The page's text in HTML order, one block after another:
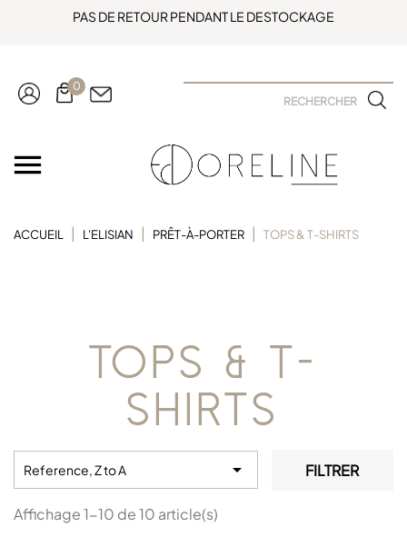
PAS DE RETOUR PENDANT LE DESTOCKAGE
0

ACCUEIL L'ELISIAN PRÊT-À-PORTER TOPS & T-SHIRTS
TOPS & T-
SHIRTS
Reference, Z to A  FILTRER
Affichage 1-10 de 10 article(s)